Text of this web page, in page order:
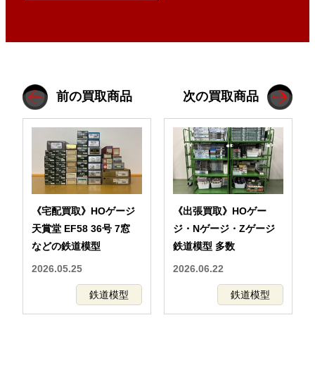
前の買取商品
《宅配買取》HOゲージ
天賞堂 EF58 36号 7窓
などの鉄道模型
2026.05.25
鉄道模型
次の買取商品
《出張買取》HOゲー
ジ・Nゲージ・Zゲージ
鉄道模型 多数
2026.06.22
鉄道模型